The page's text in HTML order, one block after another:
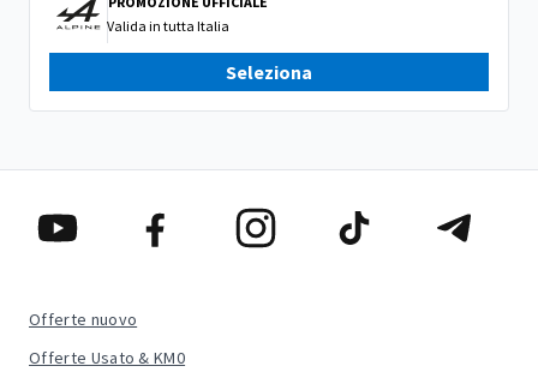
Valida in tutta Italia
Seleziona
Offerte nuovo
Offerte Usato & KM0